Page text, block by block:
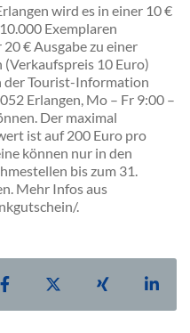
wird es in einer 10 €
Exemplaren
€ Ausgabe zu einer
(Verkaufspreis 10 Euro)
der Tourist-Information
Erlangen, Mo – Fr 9:00 –
Der maximal
ist auf 200 Euro pro
können nur in den
bis zum 31.
Mehr Infos aus
.
Teilen auf Facebook
Teilen auf XTeilen auf